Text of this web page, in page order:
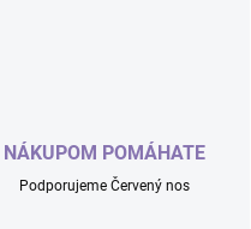
NÁKUPOM POMÁHATE
Podporujeme Červený nos